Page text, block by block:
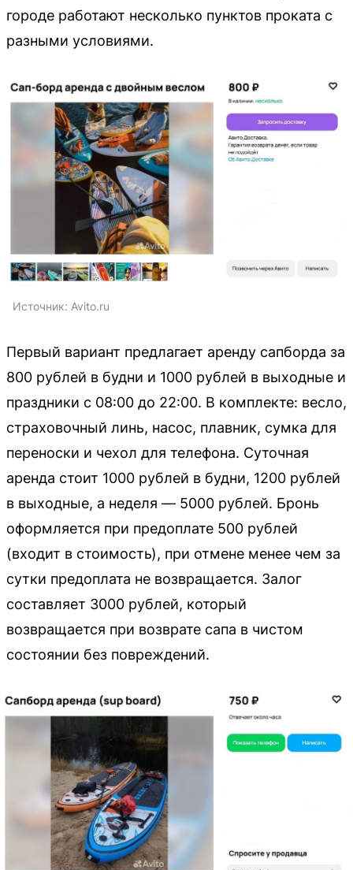
городе работают несколько пунктов проката с
разными условиями.
Источник: Avito.ru
Первый вариант предлагает аренду сапборда за
800 рублей в будни и 1000 рублей в выходные и
праздники с 08:00 до 22:00. В комплекте: весло,
страховочный линь, насос, плавник, сумка для
переноски и чехол для телефона. Суточная
аренда стоит 1000 рублей в будни, 1200 рублей
в выходные, а неделя — 5000 рублей. Бронь
оформляется при предоплате 500 рублей
(входит в стоимость), при отмене менее чем за
сутки предоплата не возвращается. Залог
составляет 3000 рублей, который
возвращается при возврате сапа в чистом
состоянии без повреждений.